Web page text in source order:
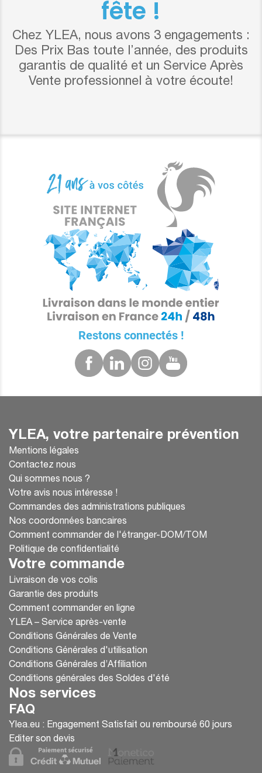
fête !
Chez YLEA, nous avons 3 engagements :
Des Prix Bas toute l’année, des produits
garantis de qualité et un Service Après
Vente professionnel à votre écoute!
Restons connectés !
YLEA, votre partenaire prévention
Mentions légales
Contactez nous
Qui sommes nous ?
Votre avis nous intéresse !
Commandes des administrations publiques
Nos coordonnées bancaires
Comment commander de l'étranger-DOM/TOM
Politique de confidentialité
Votre commande
Livraison de vos colis
Garantie des produits
Comment commander en ligne
YLEA – Service après-vente
Conditions Générales de Vente
Conditions Générales d'utilisation
Conditions Générales d’Affiliation
Conditions générales des Soldes d'été
Nos services
FAQ
Ylea.eu : Engagement Satisfait ou remboursé 60 jours
Editer son devis